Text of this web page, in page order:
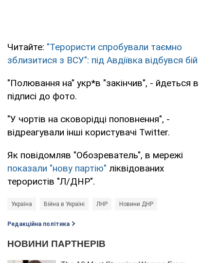
Читайте: "Терористи спробували таємно
зблизитися з ВСУ": під Авдіївка відбувся бій
"Полювання на" укр*в "закінчив", - йдеться в
підписі до фото.
"У чортів на сковорідці поповнення", -
відреагували інші користувачі Twitter.
Як повідомляв "Обозреватель", в мережі
показали "нову партію" ліквідованих
терористів "Л/ДНР".
Україна Війна в Україні ЛНР Новини ДНР
Редакційна політика